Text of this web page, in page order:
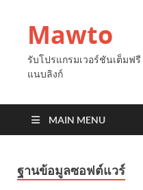
Mawto
รับโปรแกรมเวอร์ชันเต็มฟ
แนบลิงก์
MAIN MENU
ฐานข้อมูลซอฟต์แวร์